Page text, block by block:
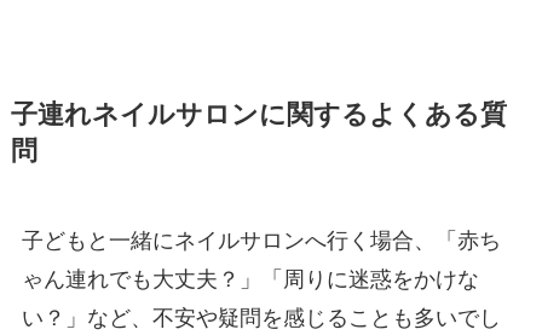
子連れネイルサロンに関するよくある質
問
子どもと一緒にネイルサロンへ行く場合、「赤ち
ゃん連れでも大丈夫？」「周りに迷惑をかけな
い？」など、不安や疑問を感じることも多いでし